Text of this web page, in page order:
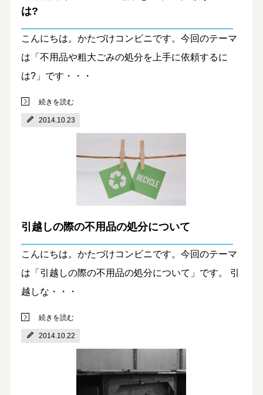
は?
こんにちは。かたづけコンビニです。今回のテーマ
は「不用品や粗大ごみの処分を上手に依頼するに
は?」です・・・
続きを読む
2014.10.23
引越しの際の不用品の処分について
こんにちは。かたづけコンビニです。今回のテーマ
は「引越しの際の不用品の処分について」です。 引
越しな・・・
続きを読む
2014.10.22